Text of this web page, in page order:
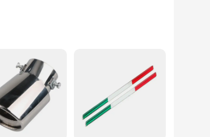
or a DIY enthusiast, these tools are perfect for
for every job. The ergonomic design of the tools